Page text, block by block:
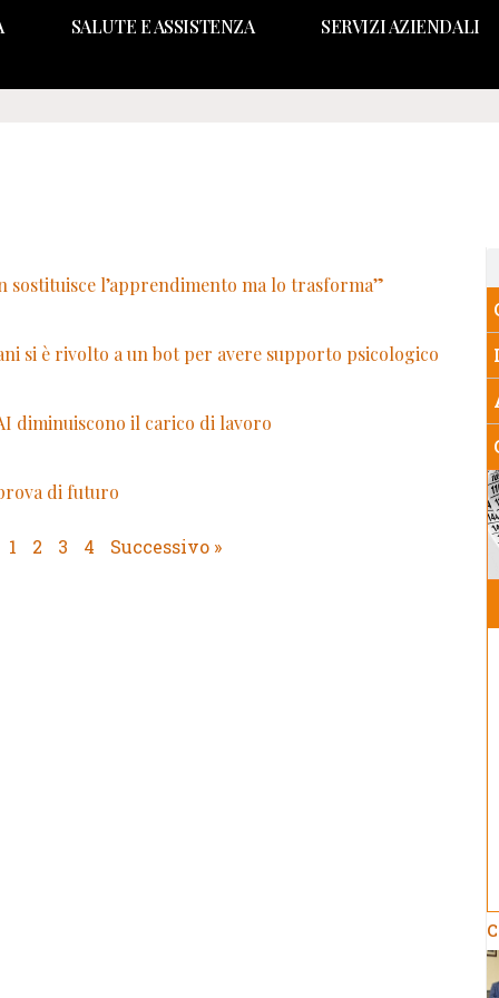
SALUTE E ASSISTENZA SERVIZI AZIENDALI
sostituisce l’apprendimento ma lo trasforma”
si è rivolto a un bot per avere supporto psicologico
diminuiscono il carico di lavoro
di futuro
1 2 3 4 Successivo »